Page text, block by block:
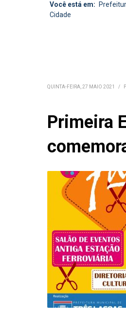
Você está em:
Cidade
QUINTA-FEIRA, 27 MAIO 2021 /
Primeira